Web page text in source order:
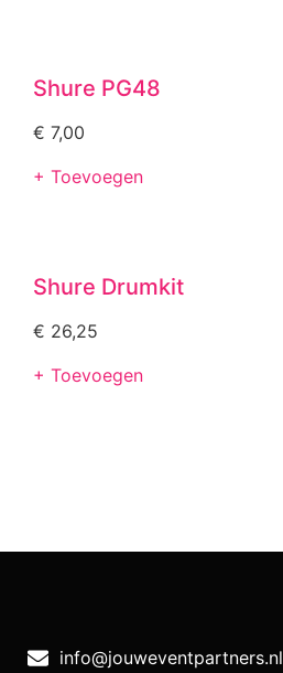
Shure PG48
€ 7,00
+ Toevoegen
Shure Drumkit
€ 26,25
+ Toevoegen
info@jouweventpartners.nl